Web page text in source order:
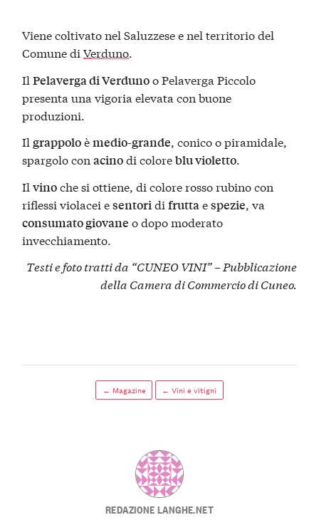
Viene coltivato nel Saluzzese e nel territorio del
Comune diVerduno.
IlPelaverga di Verdunoo Pelaverga Piccolo
presenta una vigoria elevata con buone
produzioni.
Ilgrappoloèmedio-grande, conico o piramidale,
spargolo conacinodi coloreblu violetto.
Ilvinoche si ottiene, di colore rosso rubino con
riflessi violacei esentoridifruttaespezie, va
consumato giovane o dopo moderato
invecchiamento.
Testi e foto tratti da “CUNEO VINI” – Pubblicazione
della Camera di Commercio di Cuneo.
← Magazine ← Vini e vitigni
REDAZIONE LANGHE.NET